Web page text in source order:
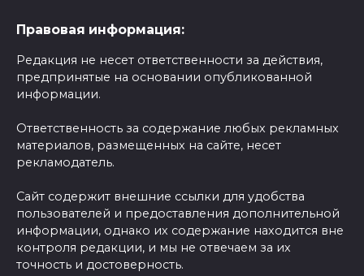
Правовая информация:
Редакция не несет ответственности за действия,
предпринятые на основании опубликованной
информации.
Ответственность за содержание любых рекламных
материалов, размещенных на сайте, несет
рекламодатель.
Сайт содержит внешние ссылки для удобства
пользователей и предоставления дополнительной
информации, однако их содержание находится вне
контроля редакции, и мы не отвечаем за их
точность и достоверность.